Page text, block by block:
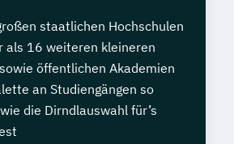
staatlichen Hochschulen
als 16 weiteren kleineren
öffentlichen Akademien
an Studiengängen so
die Dirndlauswahl für’s